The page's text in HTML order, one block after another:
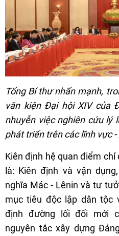
Tổng Bí thư nhấn mạnh,
văn kiện Đại hội XIV của
nhuyễn việc nghiên cứu lý
phát triển trên các lĩnh vực -
Kiên định hệ quan điểm
là: Kiên định và vận
nghĩa Mác - Lênin và tư
mục tiêu độc lập dân tộc
định đường lối đổi mới
nguyên tắc xây dựng